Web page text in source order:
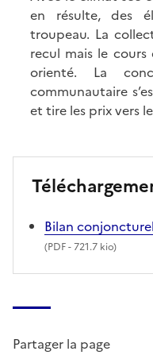
en résulte, des
troupeau. La
recul mais le
orienté. La
communautaire
et tire les prix vers
Bilan
(PDF- 721.7 kio)
Partager la page